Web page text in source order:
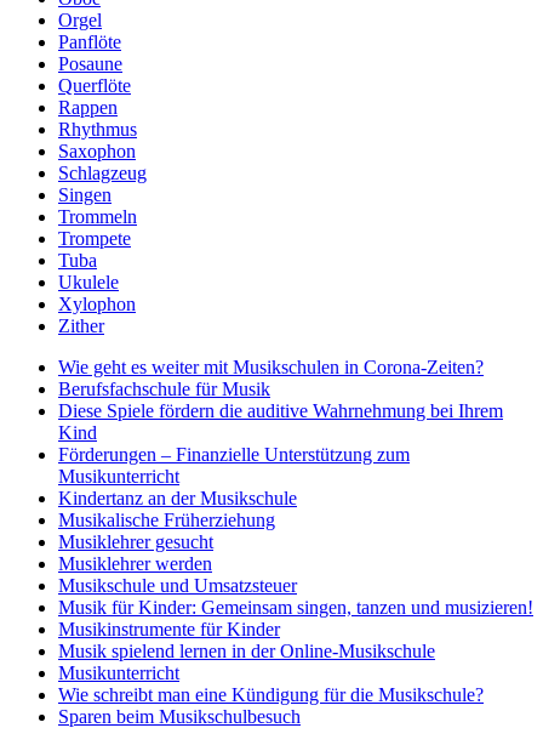
Orgel
Panflöte
Posaune
Querflöte
Rappen
Rhythmus
Saxophon
Schlagzeug
Singen
Trommeln
Trompete
Tuba
Ukulele
Xylophon
Zither
Wie geht es weiter mit Musikschulen in Corona-Zeiten?
Berufsfachschule für Musik
Diese Spiele fördern die auditive Wahrnehmung bei Ihrem
Kind
Förderungen – Finanzielle Unterstützung zum
Musikunterricht
Kindertanz an der Musikschule
Musikalische Früherziehung
Musiklehrer gesucht
Musiklehrer werden
Musikschule und Umsatzsteuer
Musik für Kinder: Gemeinsam singen, tanzen und musizieren!
Musikinstrumente für Kinder
Musik spielend lernen in der Online-Musikschule
Musikunterricht
Wie schreibt man eine Kündigung für die Musikschule?
Sparen beim Musikschulbesuch